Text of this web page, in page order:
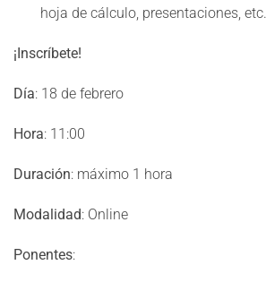
hoja de cálculo, presentaciones, etc.
¡Inscríbete!
Día: 18 de febrero
Hora: 11:00
Duración: máximo 1 hora
Modalidad: Online
Ponentes: